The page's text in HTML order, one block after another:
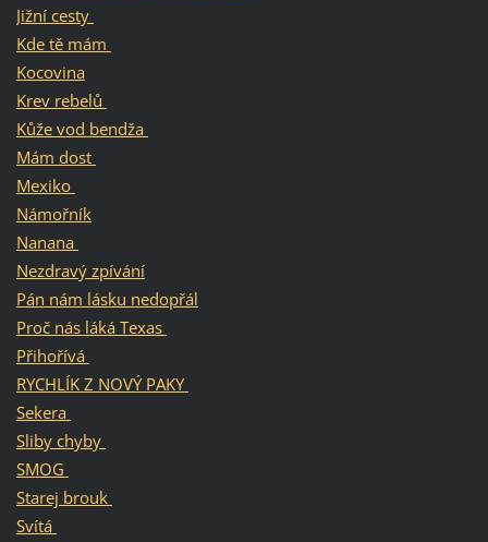
Jižní cesty
Kde tě mám
Kocovina
Krev rebelů
Kůže vod bendža
Mám dost
Mexiko
Námořník
Nanana
Nezdravý zpívání
Pán nám lásku nedopřál
Proč nás láká Texas
Přihořívá
RYCHLÍK Z NOVÝ PAKY
Sekera
Sliby chyby
SMOG
Starej brouk
Svítá